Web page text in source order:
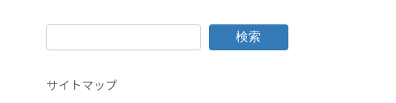
検索
サイトマップ